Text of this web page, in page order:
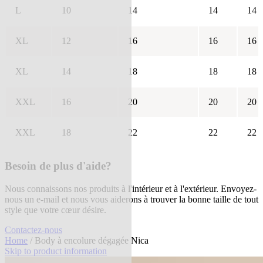
L 10 14 14 14
XL 12 16 16 16
XL 14 18 18 18
XXL 16 20 20 20
XXL 18 22 22 22
Besoin de plus d'aide?
Nous connaissons nos produits à l'intérieur et à l'extérieur. Envoyez-
nous un e-mail et nous vous aiderons à trouver la bonne taille de tout
style que votre cœur désire.
Contactez-nous
Home / Body à encolure dégagée Nica
Skip to product information